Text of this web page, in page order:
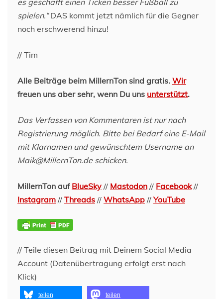
spielen.“DAS kommt jetzt nämlich für die Gegner
noch erschwerend hinzu!
// Tim
Alle Beiträge beim MillernTon sind gratis. Wir
freuen uns aber sehr, wenn Du uns unterstützt.
Das Verfassen von Kommentaren ist nur nach
Registrierung möglich. Bitte bei Bedarf eine E-Mail
mit Klarnamen und gewünschtem Username an
Maik@MillernTon.de schicken.
MillernTon auf BlueSky // Mastodon // Facebook//
Instagram // Threads // WhatsApp //YouTube
// Teile diesen Beitrag mit Deinem Social Media
Account (Datenübertragung erfolgt erst nach
Klick)
teilen teilen